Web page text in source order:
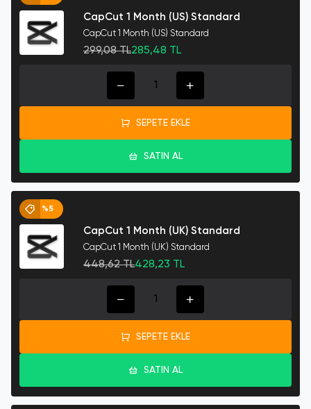
CapCut 1 Month (US) Standard
CapCut 1 Month (US) Standard
299,08 TL285,48 TL
SEPETE EKLE
SATIN AL
%5
CapCut 1 Month (UK) Standard
CapCut 1 Month (UK) Standard
448,62 TL428,23 TL
SEPETE EKLE
SATIN AL